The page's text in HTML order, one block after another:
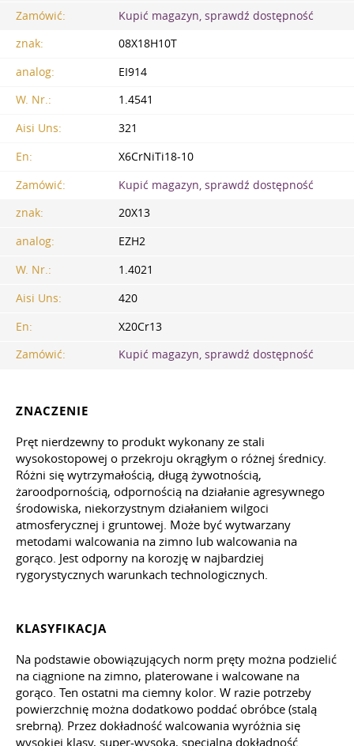
Zamówić:
Kupić magazyn, sprawdź dostępność
znak:
08X18H10T
analog:
EI914
W. Nr.:
1.4541
Aisi Uns:
321
En:
X6CrNiTi18-10
Zamówić:
Kupić magazyn, sprawdź dostępność
znak:
20X13
analog:
EZH2
W. Nr.:
1.4021
Aisi Uns:
420
En:
X20Cr13
Zamówić:
Kupić magazyn, sprawdź dostępność
ZNACZENIE
Pręt nierdzewny to produkt wykonany ze stali
wysokostopowej o przekroju okrągłym o różnej średnicy.
Różni się wytrzymałością, długą żywotnością,
żaroodpornością, odpornością na działanie agresywnego
środowiska, niekorzystnym działaniem wilgoci
atmosferycznej i gruntowej. Może być wytwarzany
metodami walcowania na zimno lub walcowania na
gorąco. Jest odporny na korozję w najbardziej
rygorystycznych warunkach technologicznych.
KLASYFIKACJA
Na podstawie obowiązujących norm pręty można podzielić
na ciągnione na zimno, platerowane i walcowane na
gorąco. Ten ostatni ma ciemny kolor. W razie potrzeby
powierzchnię można dodatkowo poddać obróbce (stalą
srebrną). Przez dokładność walcowania wyróżnia się
wysokiej klasy, super-wysoka, specjalna dokładność.